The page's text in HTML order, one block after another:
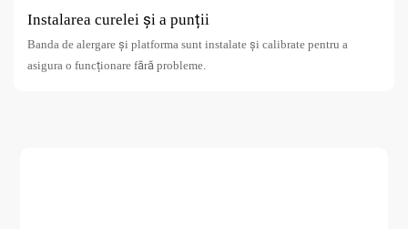
Instalarea curelei și a punții
Banda de alergare și platforma sunt instalate și calibrate pentru a
asigura o funcționare fără probleme.